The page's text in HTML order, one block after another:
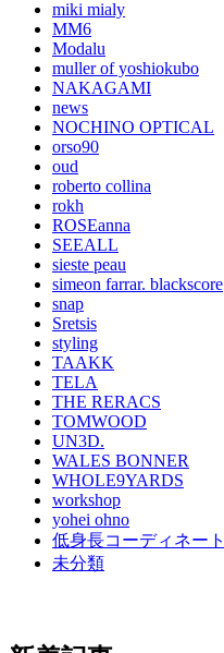
miki mialy
MM6
Modalu
muller of yoshiokubo
NAKAGAMI
news
NOCHINO OPTICAL
orso90
oud
roberto collina
rokh
ROSEanna
SEEALL
sieste peau
simeon farrar. blackscore
snap
Sretsis
styling
TAAKK
TELA
THE RERACS
TOMWOOD
UN3D.
WALES BONNER
WHOLE9YARDS
workshop
yohei ohno
低身長コーディネート
未分類